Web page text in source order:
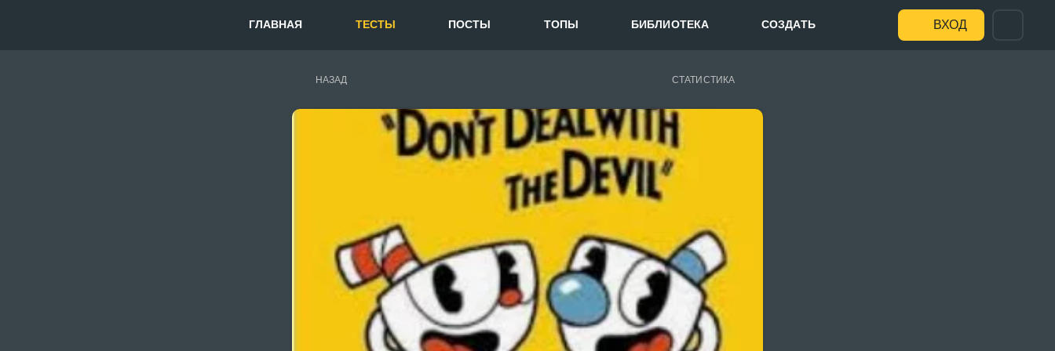
ГЛАВНАЯ ТЕСТЫ ПОСТЫ ТОПЫ БИБЛИОТЕКА СОЗДАТЬ ВХОД
НАЗАД СТАТИСТИКА